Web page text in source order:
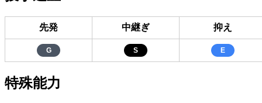
先発 中継ぎ 抑え
G S E
特殊能力